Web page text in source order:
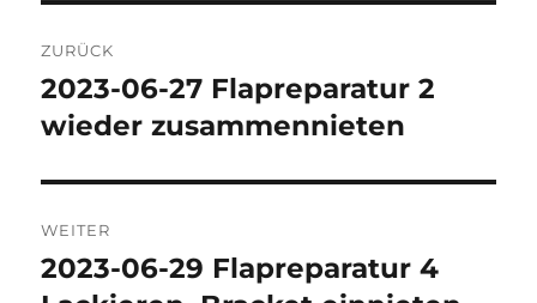
ZURÜCK
Vorheriger
Beitrag:
2023-06-27 Flapreparatur 2
wieder zusammennieten
WEITER
Nächster
2023-06-29 Flapreparatur 4